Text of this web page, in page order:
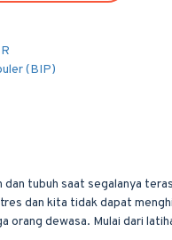
(BIP)
tubuh saat segalanya
dan kita tidak dapat
dewasa. Mulai dari